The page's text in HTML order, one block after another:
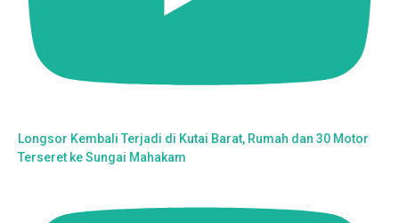
Longsor Kembali Terjadi di Kutai Barat, Rumah dan 30 Motor
Terseret ke Sungai Mahakam